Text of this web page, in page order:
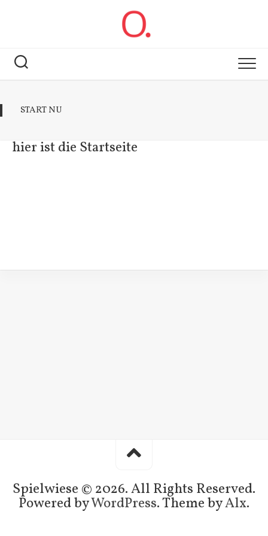
START NU
hier ist die Startseite
Spielwiese © 2026. All Rights Reserved.
Powered byWordPress. Theme byAlx.